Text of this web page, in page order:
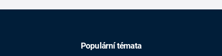
Populární témata